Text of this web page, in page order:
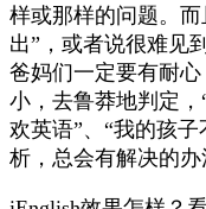
样或那样的问题。
出”，或者说很难见
爸妈们一定要有耐
小，去鲁莽地判定
欢英语”、“我的孩
析，总会有解决的办